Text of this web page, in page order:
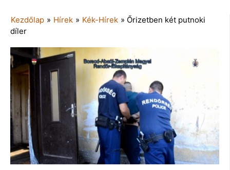
Kezdőlap » Hírek » Kék-Hírek » Őrizetben két putnoki
díler